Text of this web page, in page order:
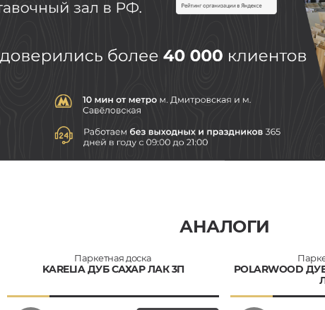
АНАЛОГИ
Паркетная доска
KARELIA ДУБ САХАР ЛАК 3П
POLARWOOD